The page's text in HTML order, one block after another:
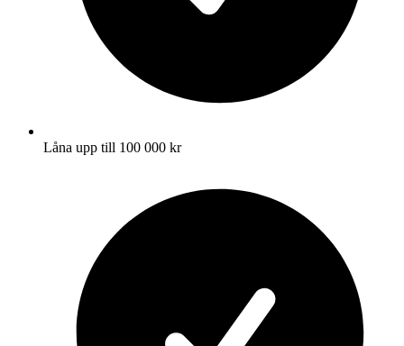
Låna upp till 100 000 kr